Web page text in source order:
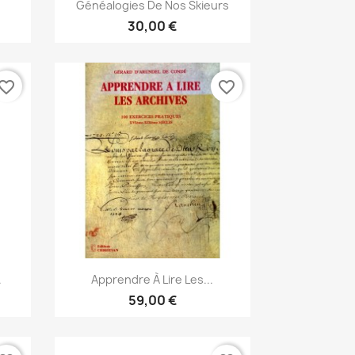
Généalogies De Nos Skieurs
30,00 €
Vista rápida
Apprendre À Lire Les...
59,00 €
favorite_border